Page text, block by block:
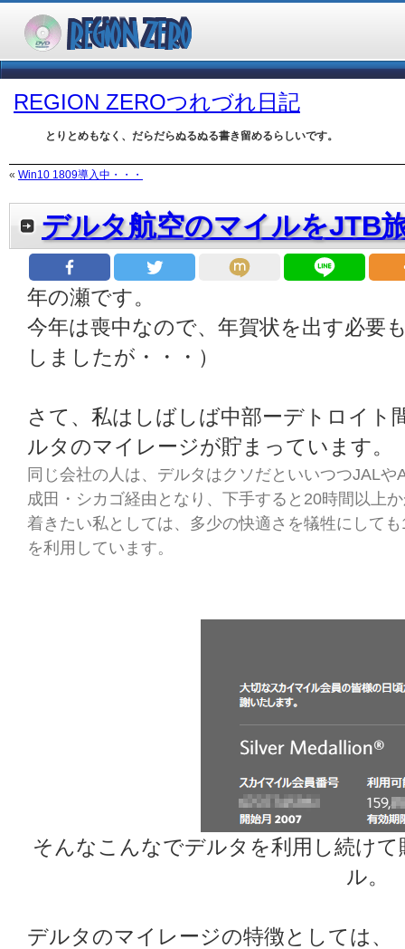
REGION ZEROつれづれ日記
とりとめもなく、だらだらぬるぬる書き留めるらしいです。
« Win10 1809導入中・・・
デルタ航空のマイルをJTB
年の瀬です。
今年は喪中なので、年賀状を出す必要
しましたが・・・）
さて、私はしばしば中部ーデトロイト
ルタのマイレージが貯まっています。
同じ会社の人は、デルタはクソだといいつつJAL
成田・シカゴ経由となり、下手すると20時間以上
着きたい私としては、多少の快適さを犠牲にして
を利用しています。
そんなこんなでデルタを利用し続け
ル。
デルタのマイレージの特徴としては、